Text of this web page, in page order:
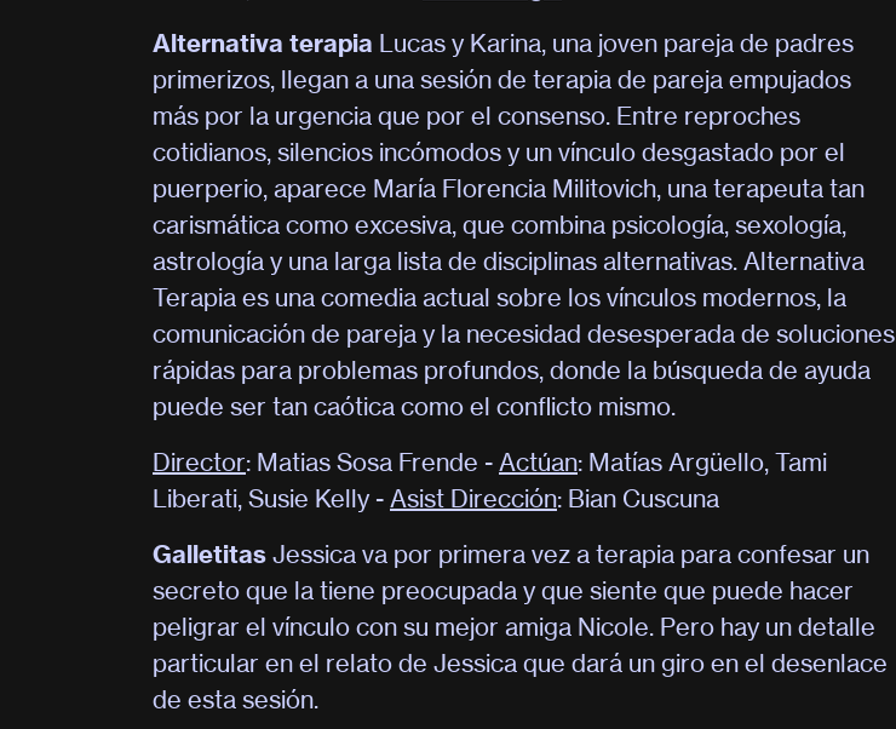
Alternativa terapia Lucas y Karina, una joven pareja de padres
primerizos, llegan a una sesión de terapia de pareja empujados
más por la urgencia que por el consenso. Entre reproches
cotidianos, silencios incómodos y un vínculo desgastado por el
puerperio, aparece María Florencia Militovich, una terapeuta tan
carismática como excesiva, que combina psicología, sexología,
astrología y una larga lista de disciplinas alternativas. Alternativa
Terapia es una comedia actual sobre los vínculos modernos, la
comunicación de pareja y la necesidad desesperada de soluciones
rápidas para problemas profundos, donde la búsqueda de ayuda
puede ser tan caótica como el conflicto mismo.
Director: Matias Sosa Frende - Actúan: Matías Argüello, Tami
Liberati, Susie Kelly - Asist Dirección: Bian Cuscuna
Galletitas Jessica va por primera vez a terapia para confesar un
secreto que la tiene preocupada y que siente que puede hacer
peligrar el vínculo con su mejor amiga Nicole. Pero hay un detalle
particular en el relato de Jessica que dará un giro en el desenlace
de esta sesión.